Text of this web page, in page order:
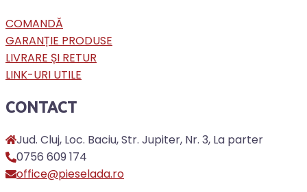
COMANDĂ
GARANȚIE PRODUSE
LIVRARE ȘI RETUR
LINK-URI UTILE
CONTACT
Jud. Cluj, Loc. Baciu, Str. Jupiter, Nr. 3, La parter
0756 609 174
office@pieselada.ro